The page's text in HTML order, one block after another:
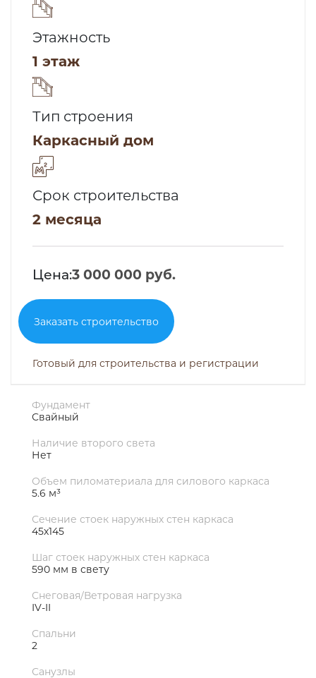
Этажность
1 этаж
Тип строения
Каркасный дом
Срок строительства
2 месяца
Цена:3 000 000 руб.
Заказать строительство
Готовый для строительства и регистрации
Фундамент
Свайный
Наличие второго света
Нет
Объем пиломатериала для силового каркаса
5.6 м³
Сечение стоек наружных стен каркаса
45х145
Шаг стоек наружных стен каркаса
590 мм в свету
Снеговая/Ветровая нагрузка
IV-II
Спальни
2
Санузлы